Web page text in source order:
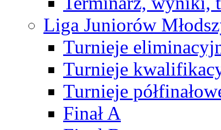
Liga Juniorów
Turnieje
Turnieje
Turnieje
Finał A